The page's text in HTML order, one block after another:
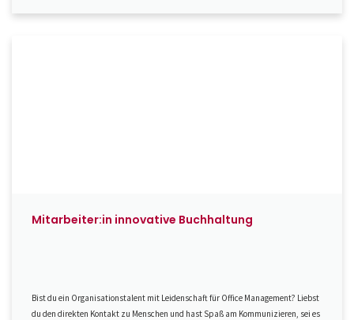
Mitarbeiter:in innovative Buchhaltung
Bist du ein Organisationstalent mit Leidenschaft für Office Management? Liebst
du den direkten Kontakt zu Menschen und hast Spaß am Kommunizieren, sei es